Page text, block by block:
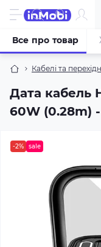
Кабелі та
Дата кабель
60W (0.28m)
Все про товар
-2% sale